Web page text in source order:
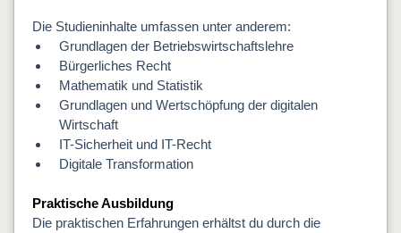
Die Studieninhalte umfassen unter anderem:
Grundlagen der Betriebswirtschaftslehre
Bürgerliches Recht
Mathematik und Statistik
Grundlagen und Wertschöpfung der digitalen
Wirtschaft
IT-Sicherheit und IT-Recht
Digitale Transformation
Praktische Ausbildung
Die praktischen Erfahrungen erhältst du durch die